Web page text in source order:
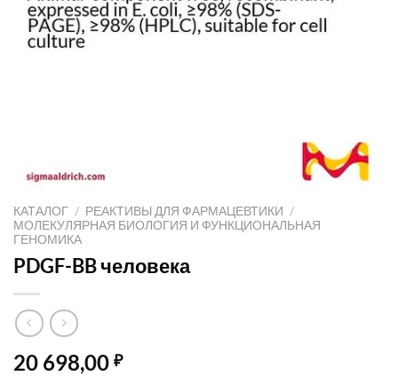
КАТАЛОГ / РЕАКТИВЫ ДЛЯ ФАРМАЦЕВТИКИ /
МОЛЕКУЛЯРНАЯ БИОЛОГИЯ И ФУНКЦИОНАЛЬНАЯ
ГЕНОМИКА
PDGF-BB человека
20 698,00 ₽